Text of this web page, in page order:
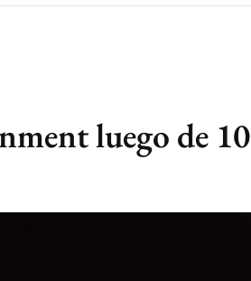
luego de 10